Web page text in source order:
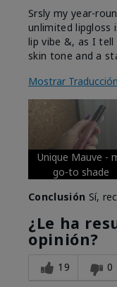
Srsly my year-
unlimited lipgloss
lip vibe &, as I
skin tone and a
Mostrar Traducción
Unique Mauve -
go-to shade
Conclusión Sí,
¿Le ha
opinión?
19 0